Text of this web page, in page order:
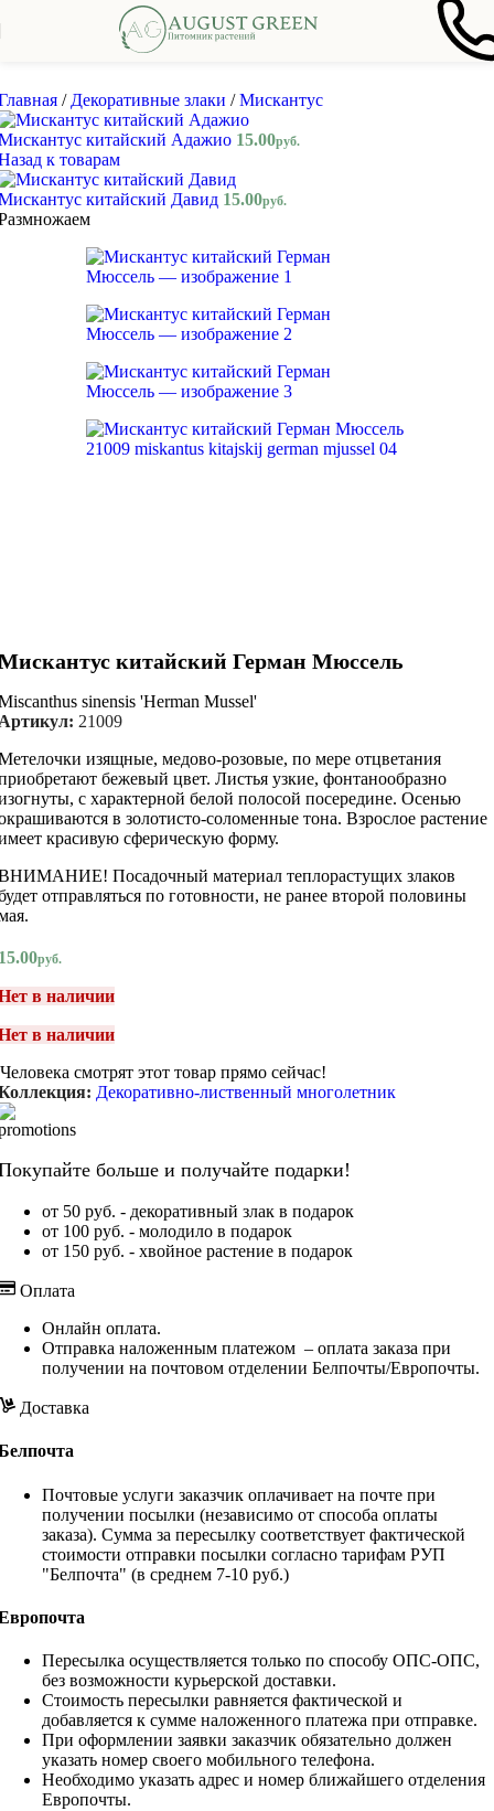
Skip to navigation Skip to main content
/ Декоративные злаки / Мискантус
китайский Адажио 15.00руб.
к товарам
китайский Давид 15.00руб.
китайский Герман Мюссель
sinensis 'Herman Mussel'
21009
изящные, медово-розовые, по мере отцветания
бежевый цвет. Листья узкие, фонтанообразно
с характерной белой полосой посередине. Осенью
в золотисто-соломенные тона. Взрослое растение
красивую сферическую форму.
Посадочный материал теплорастущих злаков
отправляться по готовности, не ранее второй половины
руб.
в наличии
в наличии
Человека смотрят этот товар прямо сейчас!
Декоративно-лиственный многолетник
больше и получайте подарки!
от 50 руб. - декоративный злак в подарок
от 100 руб. - молодило в подарок
от 150 руб. - хвойное растение в подарок
Оплата
Онлайн оплата.
Отправка наложенным платежом – оплата заказа при
получении на почтовом отделении Белпочты/Европочты.
Доставка
Почтовые услуги заказчик оплачивает на почте при
получении посылки (независимо от способа оплаты
заказа). Сумма за пересылку соответствует фактической
стоимости отправки посылки согласно тарифам РУП
"Белпочта" (в среднем 7-10 руб.)
Пересылка осуществляется только по способу ОПС-ОПС,
без возможности курьерской доставки.
Стоимость пересылки равняется фактической и
добавляется к сумме наложенного платежа при отправке.
При оформлении заявки заказчик обязательно должен
указать номер своего мобильного телефона.
Необходимо указать адрес и номер ближайшего отделения
Европочты.